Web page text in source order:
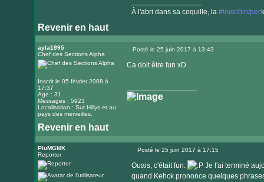
À l'abri dans sa coquille, la #!/usr/bin/perl
Revenir en haut
Visiter
le
internet
ayla1995
Chef des Sections Alpha
Inscrit le 05 février 2008 à
17:37
Age : 31
Messages : 5923
Localisation : Sur Hillys et au
pays des merveilles.
Posté le 25 juin 2017 à 13:43
Ca doit être fun xD
Revenir en haut
le
internet
PluMGMK
Reporter
Posté le 25 juin 2017 à 17:15
Ouais, c'était fun.
Je l'ai terminé
quand Kehck prononce quelques